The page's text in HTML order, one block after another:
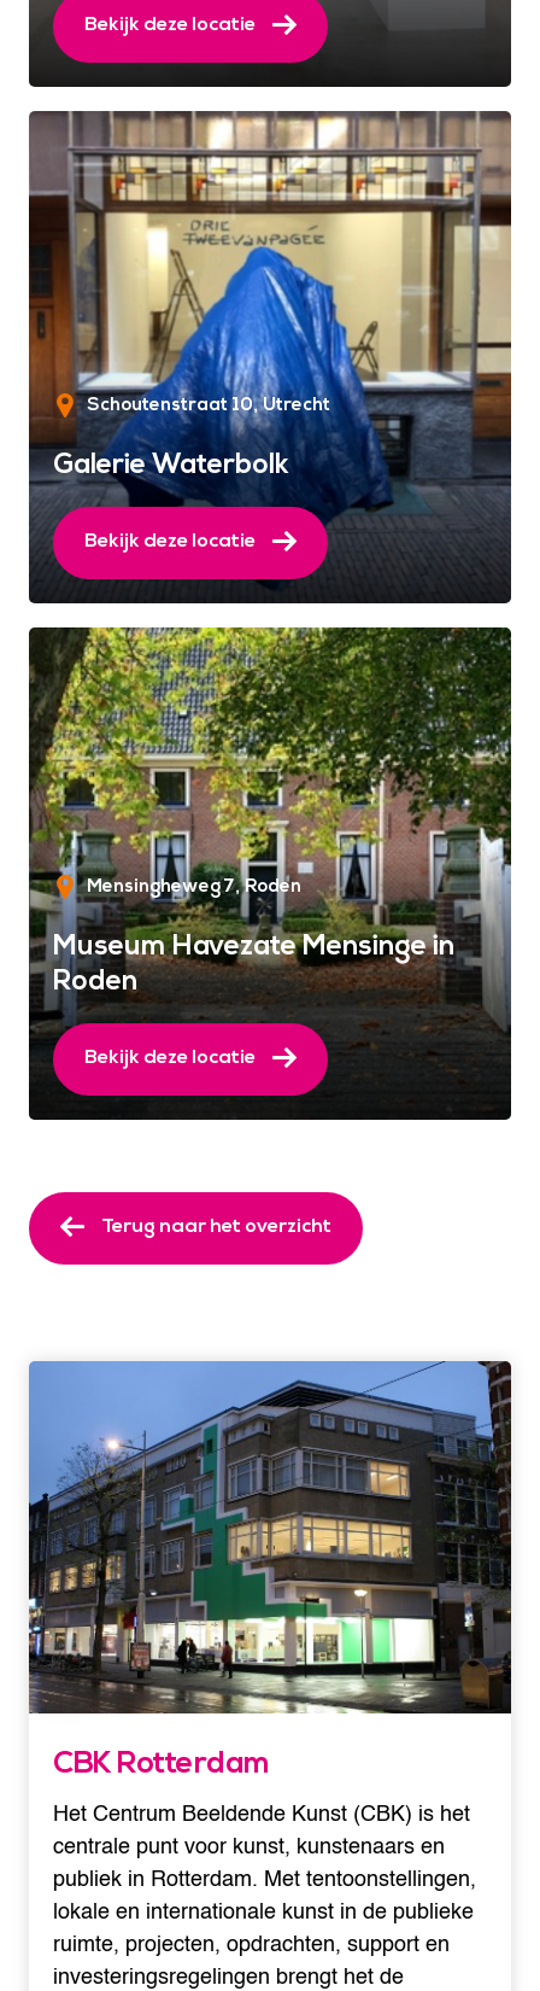
Bekijk deze locatie
Schoutenstraat 10 Utrecht
Galerie Waterbolk
Bekijk deze locatie
Mensingheweg 7 Roden
Museum Havezate Mensinge in
Roden
Bekijk deze locatie
Terug naar het overzicht
CBK Rotterdam
Het Centrum Beeldende Kunst (CBK) is het
centrale punt voor kunst, kunstenaars en
publiek in Rotterdam. Met tentoonstellingen,
lokale en internationale kunst in de publieke
ruimte, projecten, opdrachten, support en
investeringsregelingen brengt het de